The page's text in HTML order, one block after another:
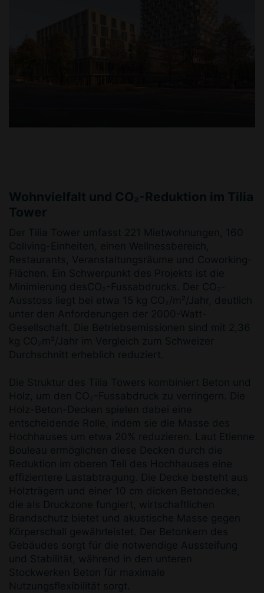
Wohnvielfalt und CO₂-Reduktion im Tilia
Tower
Der Tilia Tower umfasst 221 Mietwohnungen, 160
Coliving-Einheiten, einen Wellnessbereich,
Restaurants, Veranstaltungsräume und Coworking-
Flächen. Ein Schwerpunkt des Projekts ist die
Minimierung desCO₂-Fussabdrucks. Der CO₂-
Ausstoss liegt bei etwa 15 kg CO₂/m²/Jahr, deutlich
unter den Anforderungen der 2000-Watt-
Gesellschaft. Die Betriebsemissionen sind mit 2,36
kg CO₂m²/Jahr im Vergleich zum Schweizer
Durchschnitt erheblich reduziert.
Die Struktur des Tilia Towers kombiniert Beton und
Holz, um den CO₂-Fussabdruck zu verringern. Die
Holz-Beton-Decken spielen dabei eine
entscheidende Rolle, indem sie die Masse des
Hochhauses um etwa 20% reduzieren. Laut Etienne
Bouleau ermöglichen diese Decken durch die
Reduktion im oberen Teil des Hochhauses eine
effizientere Lastabtragung. Die Decke besteht aus
Holzträgern und einer 10 cm dicken Betondecke,
die als Druckzone fungiert, wirtschaftlichen
Brandschutz bietet und akustische Masse gegen
Körperschall gewährleistet. Der Betonkern des
Gebäudes sorgt für die notwendige Aussteifung
und Stabilität, während in den unteren
Stockwerken Beton für maximale
Nutzungsflexibilität sorgt.